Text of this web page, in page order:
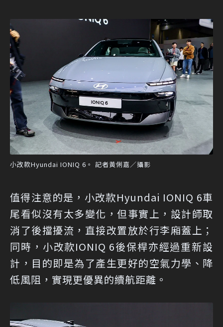
小改款Hyundai IONIQ 6。 記者黃俐嘉／攝影
值得注意的是，小改款Hyundai IONIQ 6車
尾看似沒有太多變化，但事實上，設計師取
消了後擋擾流，直接改置放於行李廂蓋上；
同時，小改款IONIQ 6後保桿亦經過重新設
計，目的即是為了產生更好的空氣力學、降
低風阻，實現更優異的續航距離。